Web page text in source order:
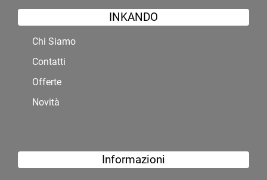
INKANDO
Chi Siamo
Contatti
Offerte
Novità
Informazioni